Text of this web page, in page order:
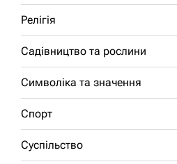
Релігія
Садівництво та рослини
Символіка та значення
Спорт
Суспільство